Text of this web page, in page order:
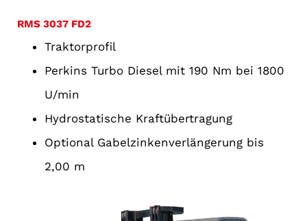
RMS 3037 FD2
Traktorprofil
Perkins Turbo Diesel mit 190 Nm bei 1800
U/min
Hydrostatische Kraftübertragung
Optional Gabelzinkenverlängerung bis
2,00 m